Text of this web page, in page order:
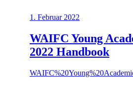
1. Februar 2022
WAIFC Young
2022 Handbook